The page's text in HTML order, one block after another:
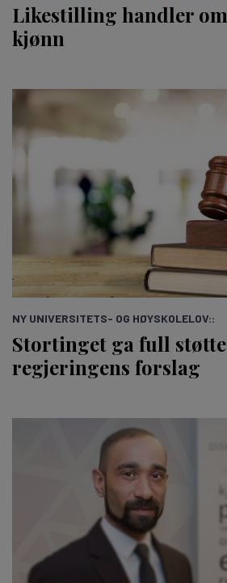
Likestilling handler
kjønn
NY UNIVERSITETS- OG HØYSKOLELOV::
Stortinget ga full
regjeringens forslag